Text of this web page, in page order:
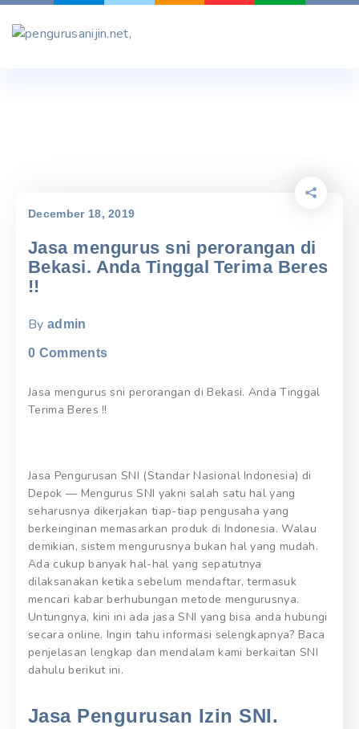
Skip
December 18, 2019
Jasa mengurus sni perorangan di
Bekasi. Anda Tinggal Terima Beres
!!
By admin
0 Comments
Jasa mengurus sni perorangan di Bekasi. Anda Tinggal
Terima Beres !!
Jasa Pengurusan SNI (Standar Nasional Indonesia) di
Depok — Mengurus SNI yakni salah satu hal yang
seharusnya dikerjakan tiap-tiap pengusaha yang
berkeinginan memasarkan produk di Indonesia. Walau
demikian, sistem mengurusnya bukan hal yang mudah.
Ada cukup banyak hal-hal yang sepatutnya
dilaksanakan ketika sebelum mendaftar, termasuk
mencari kabar berhubungan metode mengurusnya.
Untungnya, kini ini ada jasa SNI yang bisa anda hubungi
secara online. Ingin tahu informasi selengkapnya? Baca
penjelasan lengkap dan mendalam kami berkaitan SNI
dahulu berikut ini.
Jasa Pengurusan Izin SNI.